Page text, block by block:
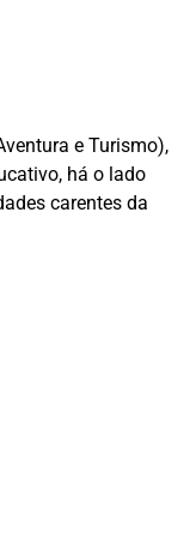
e Turismo),
há o lado
carentes da